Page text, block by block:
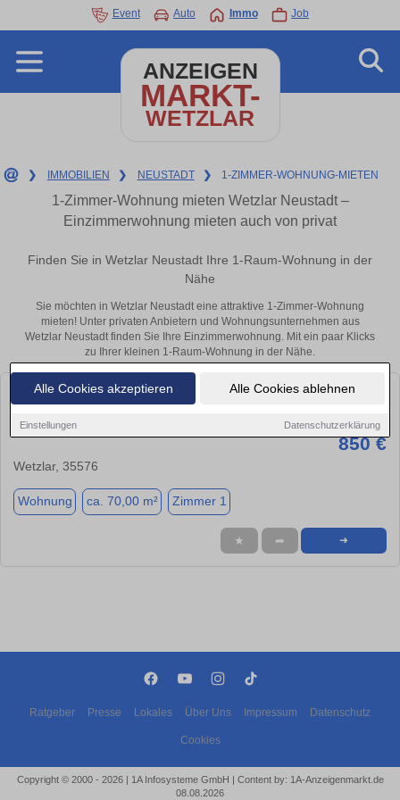
Alle Cookies akzeptieren Alle Cookies ablehnen
Einstellungen Datenschutzerklärung
Event Auto Immo Job
ANZEIGEN
MARKT-
WETZLAR
❯ IMMOBILIEN ❯ NEUSTADT ❯ 1-ZIMMER-WOHNUNG-MIETEN
1-Zimmer-Wohnung mieten Wetzlar Neustadt –
Einzimmerwohnung mieten auch von privat
Finden Sie in Wetzlar Neustadt Ihre 1-Raum-Wohnung in der
Nähe
Sie möchten in Wetzlar Neustadt eine attraktive 1-Zimmer-Wohnung
mieten! Unter privaten Anbietern und Wohnungsunternehmen aus
Wetzlar Neustadt finden Sie Ihre Einzimmerwohnung. Mit ein paar Klicks
zu Ihrer kleinen 1-Raum-Wohnung in der Nähe.
Wohnung zu Vermieten 2ZKB
850 €
Wetzlar, 35576
Wohnung ca. 70,00 m² Zimmer 1
★ ➦ ➜
Ratgeber Presse Lokales Über Uns Impressum Datenschutz
Cookies
Copyright © 2000 - 2026 | 1A Infosysteme GmbH | Content by: 1A-Anzeigenmarkt.de
08.08.2026